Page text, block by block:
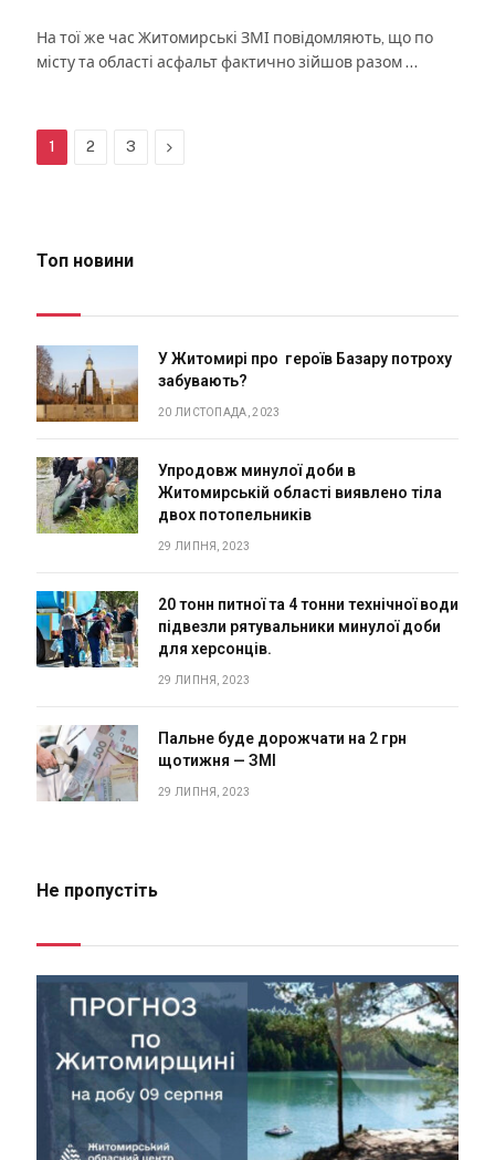
На тої же час Житомирські ЗМІ повідомляють, що по
місту та області асфальт фактично зійшов разом …
1 2 3 Next
Топ новини
У Житомирі про героїв Базару потроху
забувають?
20 ЛИСТОПАДА, 2023
Упродовж минулої доби в
Житомирській області виявлено тіла
двох потопельників
29 ЛИПНЯ, 2023
20 тонн питної та 4 тонни технічної води
підвезли рятувальники минулої доби
для херсонців.
29 ЛИПНЯ, 2023
Пальне буде дорожчати на 2 грн
щотижня — ЗМІ
29 ЛИПНЯ, 2023
Не пропустіть